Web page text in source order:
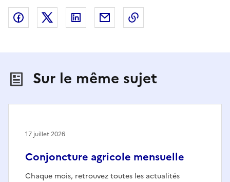
Partager sur Facebook
Partager sur X (anciennement Twitter)
Partager sur LinkedIn
Partager par email
Sur le même sujet
Conjoncture agricole mensuelle
Chaque mois, retrouvez toutes les actualités
17 juillet 2026